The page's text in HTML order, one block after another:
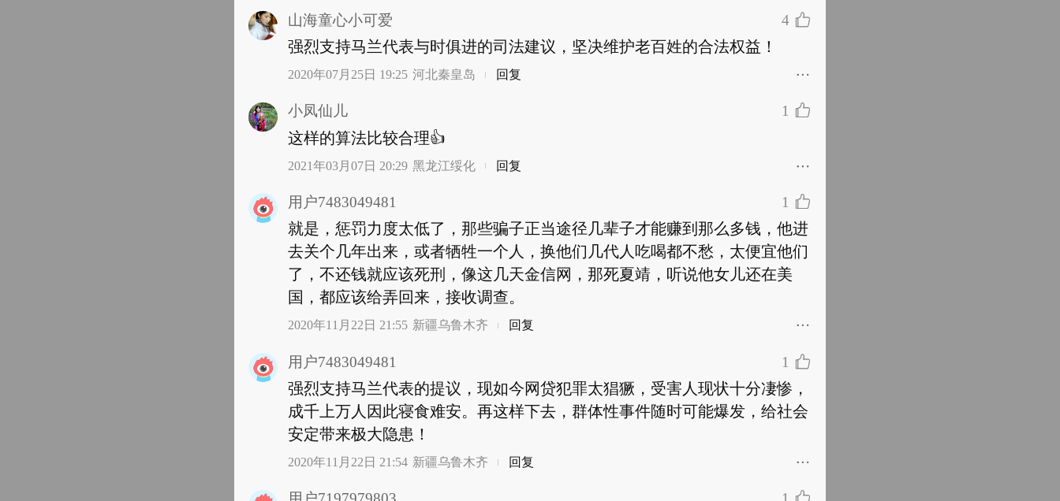
山海童心小可爱 4
强烈支持马兰代表与时俱进的司法建议，坚决维护老百姓的合法权益！
2020年07月25日 19:25 河北秦皇岛 回复
小凤仙儿 1
这样的算法比较合理👍
2021年03月07日 20:29 黑龙江绥化 回复
用户7483049481 1
就是，惩罚力度太低了，那些骗子正当途径几辈子才能赚到那么多钱，他进
去关个几年出来，或者牺牲一个人，换他们几代人吃喝都不愁，太便宜他们
了，不还钱就应该死刑，像这几天金信网，那死夏靖，听说他女儿还在美
国，都应该给弄回来，接收调查。
2020年11月22日 21:55 新疆乌鲁木齐 回复
用户7483049481 1
强烈支持马兰代表的提议，现如今网贷犯罪太猖獗，受害人现状十分凄惨，
成千上万人因此寝食难安。再这样下去，群体性事件随时可能爆发，给社会
安定带来极大隐患！
2020年11月22日 21:54 新疆乌鲁木齐 回复